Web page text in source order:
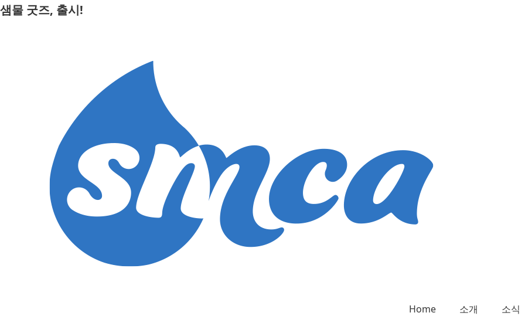
Skip
샘물 굿즈, 출시!
Home 소개 소식